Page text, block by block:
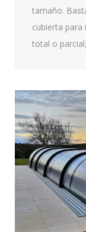
tamaño.
cubierta para
total o